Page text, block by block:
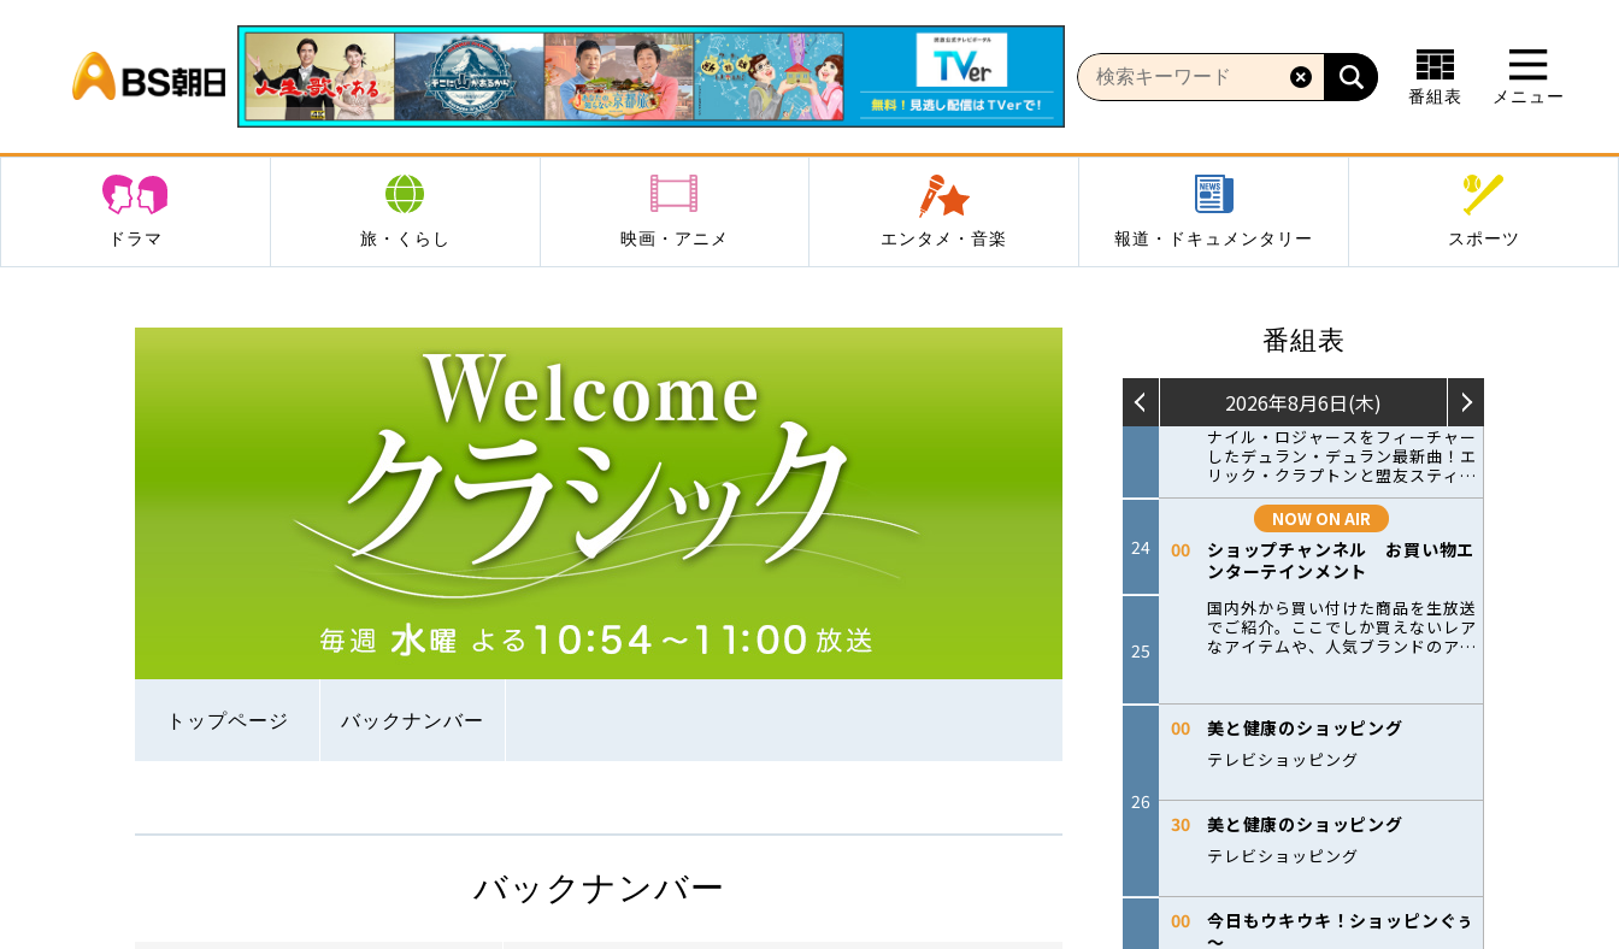
BS朝日
番組表 メニュー
ドラマ 旅・くらし 映画・アニメ エンタメ・音楽 報道・ドキュメンタリー スポーツ
トップページ バックナンバー
番組表
バックナンバー